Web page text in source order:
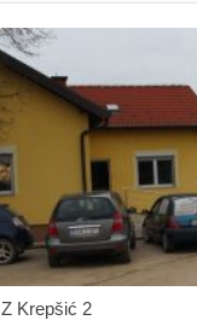
Krepšić 2